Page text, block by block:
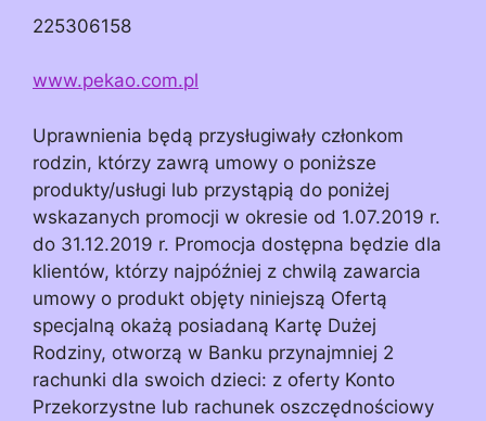
225306158
www.pekao.com.pl
Uprawnienia będą przysługiwały członkom
rodzin, którzy zawrą umowy o poniższe
produkty/usługi lub przystąpią do poniżej
wskazanych promocji w okresie od 1.07.2019 r.
do 31.12.2019 r. Promocja dostępna będzie dla
klientów, którzy najpóźniej z chwilą zawarcia
umowy o produkt objęty niniejszą Ofertą
specjalną okażą posiadaną Kartę Dużej
Rodziny, otworzą w Banku przynajmniej 2
rachunki dla swoich dzieci: z oferty Konto
Przekorzystne lub rachunek oszczędnościowy